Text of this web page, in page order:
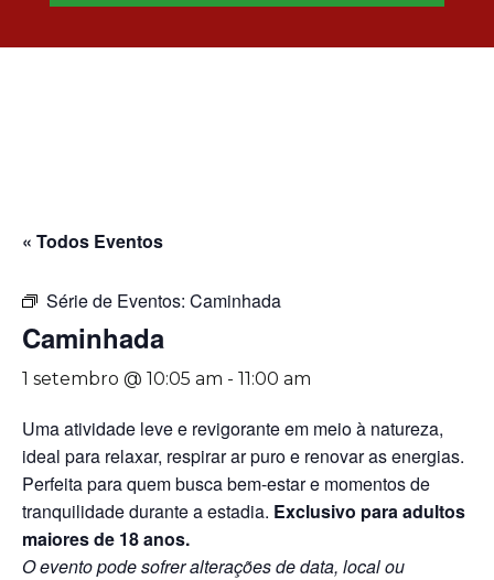
« Todos Eventos
Série de Eventos: Caminhada
Caminhada
1 setembro @ 10:05 am - 11:00 am
Uma atividade leve e revigorante em meio à natureza,
ideal para relaxar, respirar ar puro e renovar as energias.
Perfeita para quem busca bem-estar e momentos de
tranquilidade durante a estadia. Exclusivo para adultos
maiores de 18 anos.
O evento pode sofrer alterações de data, local ou